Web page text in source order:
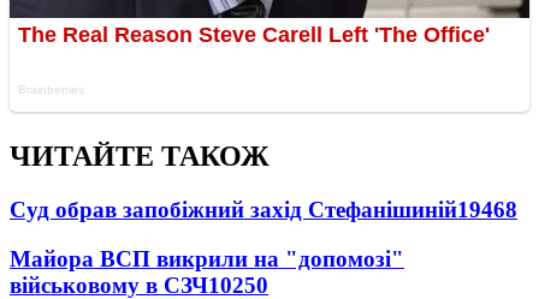
ЧИТАЙТЕ ТАКОЖ
Суд обрав запобіжний захід Стефанішиній19468
Майора ВСП викрили на "допомозі"
військовому в СЗЧ10250